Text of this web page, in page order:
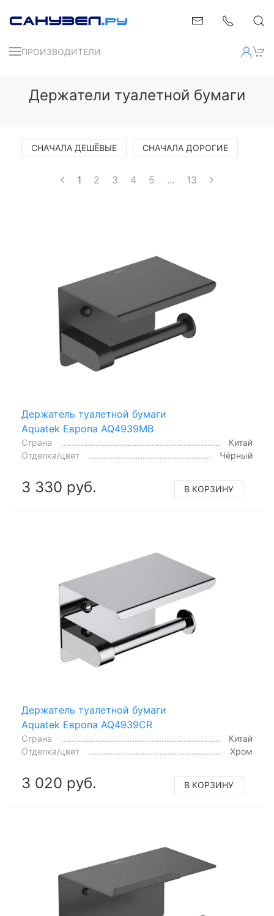
ПРОИЗВОДИТЕЛИ
Держатели туалетной бумаги
СНАЧАЛА ДЕШЁВЫЕ СНАЧАЛА ДОРОГИЕ
1 2 3 4 5 ... 13
Держатель туалетной бумаги
Aquatek Европа AQ4939MB
Страна
Китай
Отделка/цвет
Чёрный
3 330 руб. В КОРЗИНУ
Держатель туалетной бумаги
Aquatek Европа AQ4939CR
Страна
Китай
Отделка/цвет
Хром
3 020 руб. В КОРЗИНУ